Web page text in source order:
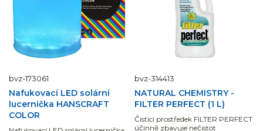
bvz-173061
Nafukovací LED solární
lucernička HANSCRAFT
COLOR
bvz-314413
NATURAL CHEMISTRY -
FILTER PERFECT (1 L)
Čisticí prostředek FILTER PERFECT
účinně zbavuje nečistot